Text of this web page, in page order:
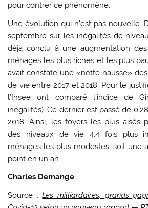
pour contrer ce phénomène.
Une évolution qui n’est pas nouvelle.
septembre sur les inégalités de
déjà conclu à une augmentation
ménages les plus riches et les plus
avait constaté une «nette hausse»
de vie entre 2017 et 2018. Pour le
l’Insee ont comparé l’indice de
inégalités). Ce dernier est passé de
2018. Ainsi, les foyers les plus aisés
des niveaux de vie 4,4 fois plus
ménages les plus modestes, soit une
point en un an.
Charles Demange
Source :Les milliardaires, grands